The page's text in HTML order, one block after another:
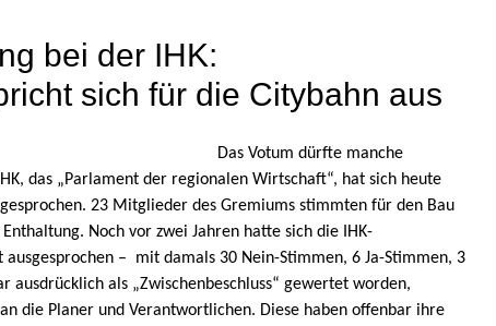
bei der IHK:
sich für die Citybahn aus
Das Votum dürfte manche
das „Parlament der regionalen Wirtschaft“, hat sich heute
23 Mitglieder des Gremiums stimmten für den Bau
Noch vor zwei Jahren hatte sich die IHK-
– mit damals 30 Nein-Stimmen, 6 Ja-Stimmen, 3
ausdrücklich als „Zwischenbeschluss“ gewertet worden,
die Planer und Verantwortlichen. Diese haben offenbar ihre